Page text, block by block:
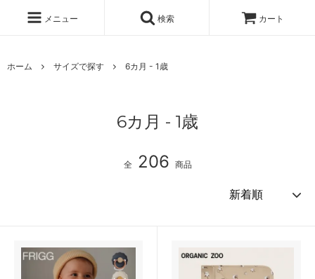
メニュー 検索 カート
ホーム サイズで探す 6カ月 - 1歳
6カ月 - 1歳
全 206 商品